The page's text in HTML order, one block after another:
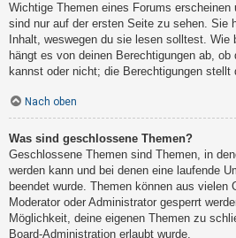
Wichtige Themen eines Forums erscheinen
sind nur auf der ersten Seite zu sehen. Sie
Inhalt, weswegen du sie lesen solltest. Wie
hängt es von deinen Berechtigungen ab,
kannst oder nicht; die Berechtigungen stellt
Nach oben
Was sind geschlossene Themen?
Geschlossene Themen sind Themen, in
werden kann und bei denen eine laufende
beendet wurde. Themen können aus vielen
Moderator oder Administrator gesperrt
Möglichkeit, deine eigenen Themen zu
Board-Administration erlaubt wurde.